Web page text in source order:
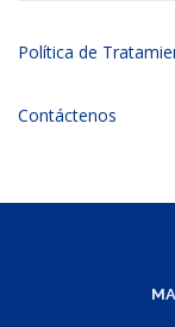
Política de
Contáctenos